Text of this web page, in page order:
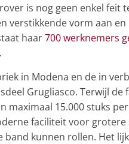
is nog geen enkel feit
verstikkende vorm aan
haar700 werknemers
in Modena en de in
Grugliasco. Terwijl de
maximaal 15.000 stuks
faciliteit voor
band kunnen rollen. Het